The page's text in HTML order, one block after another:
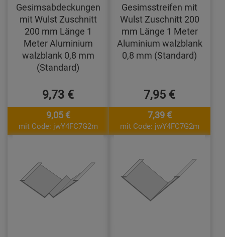
Gesimsabdeckungen
mit Wulst Zuschnitt
200 mm Länge 1
Meter Aluminium
walzblank 0,8 mm
(Standard)
9,73 €
9,05 €
mit Code: jwY4FC7G2m
Gesimsstreifen mit
Wulst Zuschnitt 200
mm Länge 1 Meter
Aluminium walzblank
0,8 mm (Standard)
7,95 €
7,39 €
mit Code: jwY4FC7G2m